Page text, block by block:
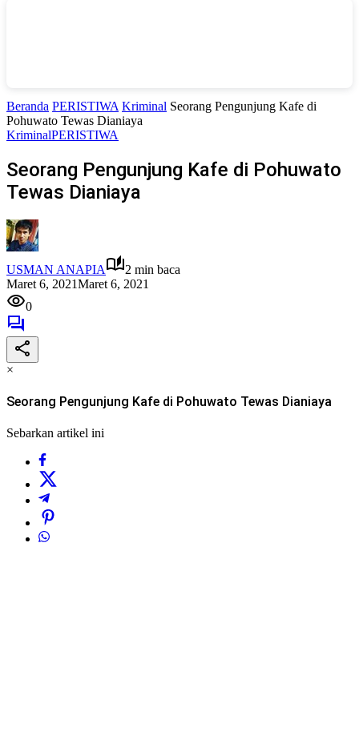
Beranda PERISTIWA Kriminal Seorang Pengunjung Kafe di
Pohuwato Tewas Dianiaya
KriminalPERISTIWA
Seorang Pengunjung Kafe di Pohuwato
Tewas Dianiaya
USMAN ANAPIA
2 min baca
Maret 6, 2021Maret 6, 2021
0
×
Seorang Pengunjung Kafe di Pohuwato Tewas Dianiaya
Sebarkan artikel ini